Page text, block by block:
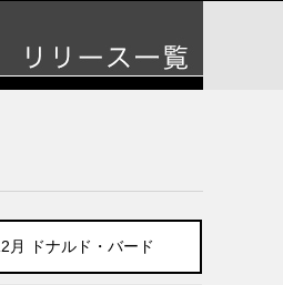
月 ドナルド・バード